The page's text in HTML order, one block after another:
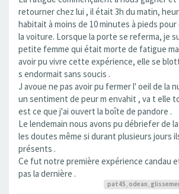
retourner chez lui , il était 3h du matin,
habitait à moins de 10 minutes à pieds
la voiture. Lorsque la porte se referma, je
petite femme qui était morte de fatigue
avoir pu vivre cette expérience, elle se
s endormait sans soucis .
J avoue ne pas avoir pu fermer l' oeil de la
un sentiment de peur m envahit , va t elle
est ce que j'ai ouvert la boîte de pandore .
Le lendemain nous avons pu débriefer de
les doutes même si durant plusieurs jours
présents .
Ce fut notre première expérience candau
pas la dernière .
pat45 odean